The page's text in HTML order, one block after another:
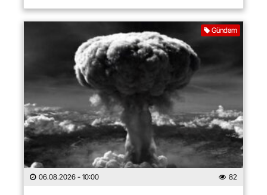
Gündəm
06.08.2026 - 10:00 82